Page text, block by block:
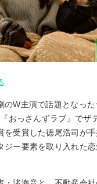
のW主演で話題となっ
おっさんずラブ』でザ
を受賞した徳尾浩司が
ジー要素を取り入れた